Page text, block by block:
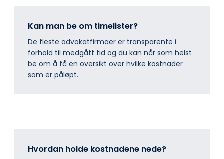
Kan man be om timelister?
De fleste advokatfirmaer er transparente i
forhold til medgått tid og du kan når som helst
be om å få en oversikt over hvilke kostnader
som er påløpt.
Hvordan holde kostnadene nede?